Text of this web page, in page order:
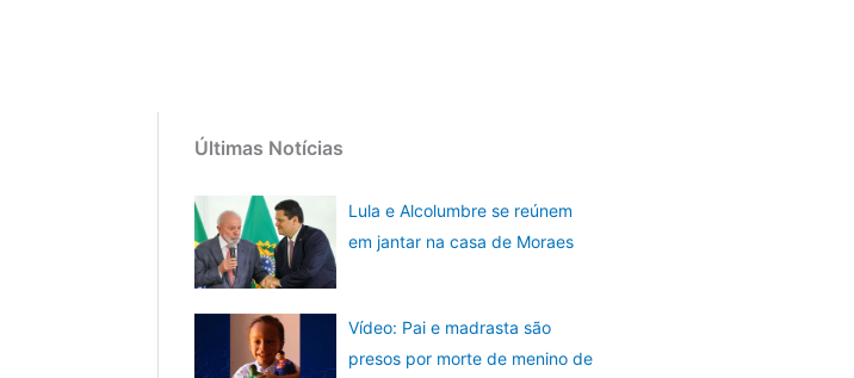
Últimas Notícias
Lula e Alcolumbre se reúnem
em jantar na casa de Moraes
Vídeo: Pai e madrasta são
presos por morte de menino de